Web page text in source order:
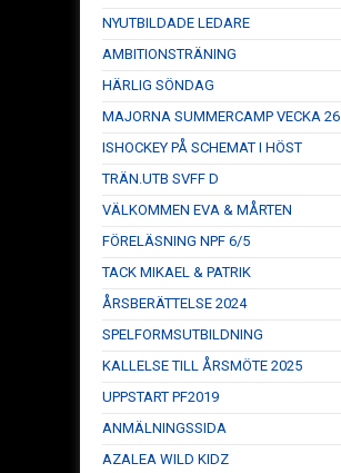
NYUTBILDADE LEDARE
AMBITIONSTRÄNING
HÄRLIG SÖNDAG
MAJORNA SUMMERCAMP VECKA 26
ISHOCKEY PÅ SCHEMAT I HÖST
TRÄN.UTB SVFF D
VÄLKOMMEN EVA & MÅRTEN
FÖRELÄSNING NPF 6/5
TACK MIKAEL & PATRIK
ÅRSBERÄTTELSE 2024
SPELFORMSUTBILDNING
KALLELSE TILL ÅRSMÖTE 2025
UPPSTART PF2019
ANMÄLNINGSSIDA
AZALEA WILD KIDZ